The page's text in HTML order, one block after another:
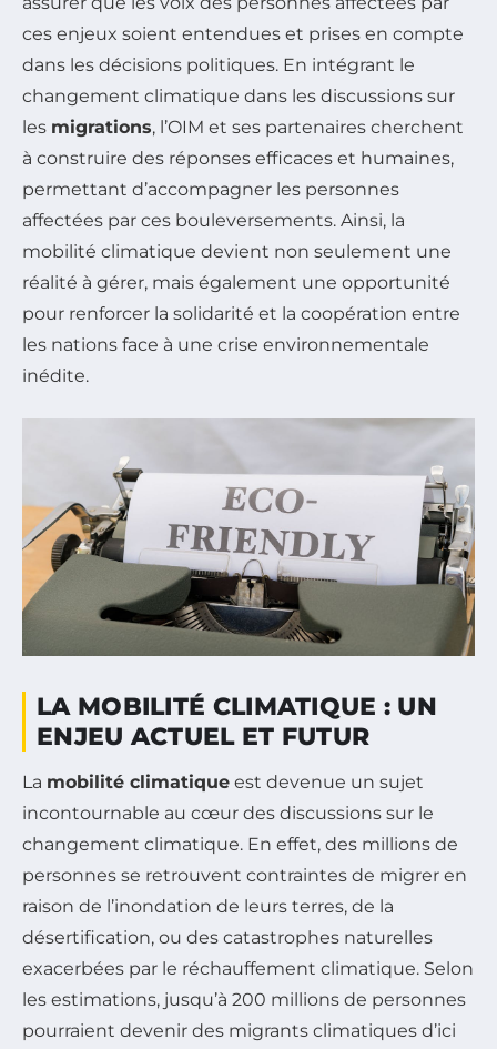
ces enjeux soient entendues et prises en compte
dans les décisions politiques. En intégrant le
changement climatique dans les discussions sur
les migrations, l’OIM et ses partenaires cherchent
à construire des réponses efficaces et humaines,
permettant d’accompagner les personnes
affectées par ces bouleversements. Ainsi, la
mobilité climatique devient non seulement une
réalité à gérer, mais également une opportunité
pour renforcer la solidarité et la coopération entre
les nations face à une crise environnementale
inédite.
LA MOBILITÉ CLIMATIQUE : UN
ENJEU ACTUEL ET FUTUR
La mobilité climatique est devenue un sujet
incontournable au cœur des discussions sur le
changement climatique. En effet, des millions de
personnes se retrouvent contraintes de migrer en
raison de l’inondation de leurs terres, de la
désertification, ou des catastrophes naturelles
exacerbées par le réchauffement climatique. Selon
les estimations, jusqu’à 200 millions de personnes
pourraient devenir des migrants climatiques d’ici